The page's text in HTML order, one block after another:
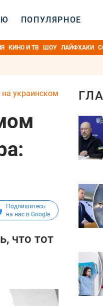
ПОПУЛЯРНОЕ
КИНО И ТВ ШОУ ЛАЙФХАКИ
на украинском
Подпишитесь
на нас в Google
что тот